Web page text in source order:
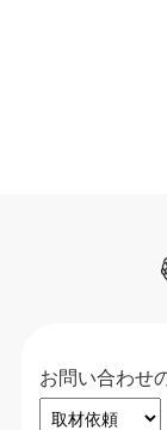
お問い合わせ